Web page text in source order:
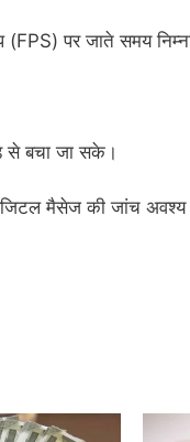
(FPS) पर जाते समय
से बचा जा सके।
मैसेज की जांच